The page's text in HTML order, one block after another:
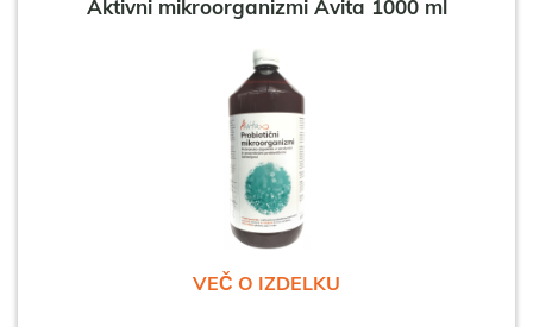
Aktivni mikroorganizmi Avita 1000 ml
VEČ O IZDELKU